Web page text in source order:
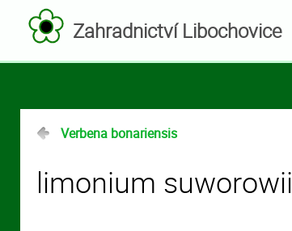
Zahradnictví Libochovice
Verbena bonariensis
limonium suworowii